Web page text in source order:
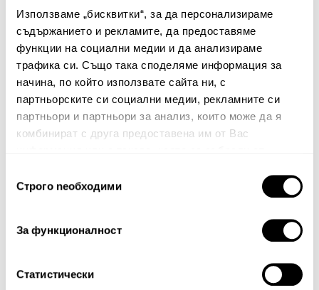
Използваме „бисквитки“, за да персонализираме
съдържанието и рекламите, да предоставяме
функции на социални медии и да анализираме
трафика си. Също така споделяме информация за
начина, по който използвате сайта ни, с
партньорските си социални медии, рекламните си
партньори и партньори за анализ, които може да я
комбинират с друга предоставена им от Вас
наСтрого nеобходими
За функционалност
Статистически
Няма мнения за този продукт.
Споделете Вашето мнение
Име